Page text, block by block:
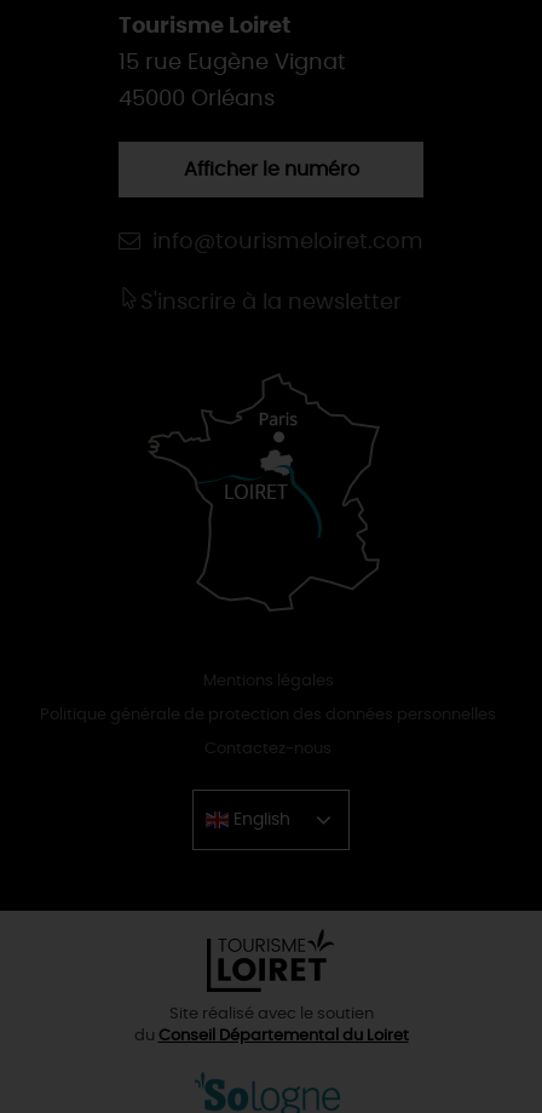
Tourisme Loiret
15 rue Eugène Vignat
45000 Orléans
Afficher le numéro
info@tourismeloiret.com
S'inscrire à la newsletter
Mentions légales
Politique générale de protection des données personnelles
Contactez-nous
English
Chinese
Site réalisé avec le soutien
du Conseil Départemental du Loiret